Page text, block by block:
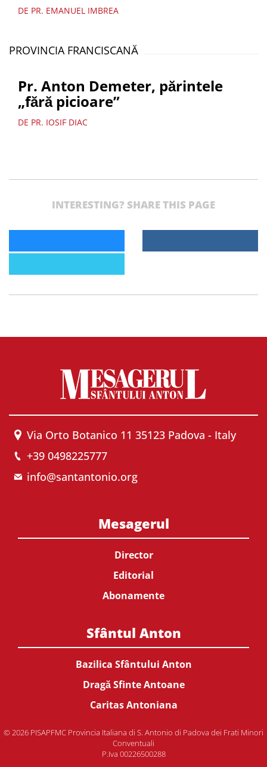
DE PR. EMANUEL IMBREA
PROVINCIA FRANCISCANĂ
Pr. Anton Demeter, părintele
„fără picioare”
DE PR. IOSIF DIAC
INTERESTING? SHARE THIS PAGE
Via Orto Botanico 11 35123 Padova - Italy
+39 0498225777
info@santantonio.org
Mesagerul
Director
Editorial
Abonamente
Sfântul Anton
Bazilica Sfântului Anton
Dragă Sfinte Antoane
Caritas Antoniana
© 2026 PISAPFMC Provincia Italiana di S. Antonio di Padova dei Frati Minori
Conventuali
P.Iva 00226500288